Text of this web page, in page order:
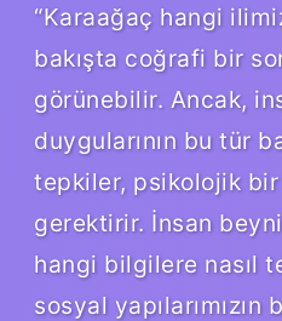
“Karaağaç hangi
bakışta coğrafi bir
görünebilir. Ancak,
duygularının bu tür
tepkiler, psikolojik
gerektirir. İnsan
hangi bilgilere nasıl
sosyal yapılarımızın